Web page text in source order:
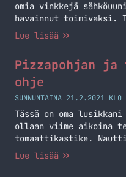
omia vinkkejä
havainnut toimivaksi.
kyllä paikkansa ja
tomaatit käsin. Tulee
värikin sekä makukin
pizzanpaistoa
Jatka lukemista Pizzaa
Lue lisää
Pizzapohjan ja
ohje
SUNNUNTAINA 21.2.2021
Tässä on oma
ollaan viime aikoina
tomaattikastike.
Lue lisää